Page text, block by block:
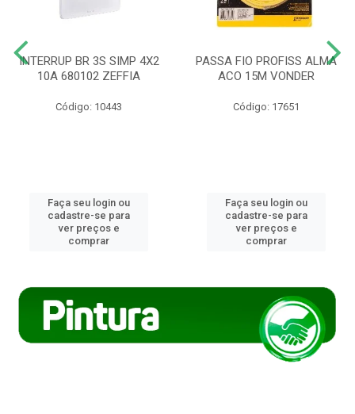
INTERRUP BR 3S SIMP 4X2
10A 680102 ZEFFIA
Código: 10443
Faça seu login ou
cadastre-se para
ver preços e
comprar
PASSA FIO PROFISS ALMA
ACO 15M VONDER
Código: 17651
Faça seu login ou
cadastre-se para
ver preços e
comprar